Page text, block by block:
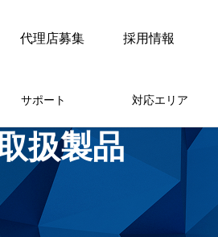
代理店募集 採用情報
サポート 対応エリア
扱製品